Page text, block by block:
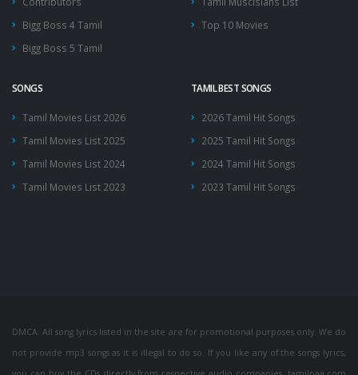
Bigg Boss 4 Tamil
Bigg Boss 5 Tamil
Top 10 Movies
SONGS
Tamil Movies List 2026
Tamil Movies List 2025
Tamil Movies List 2024
Tamil Movies List 2023
TAMIL BEST SONGS
2026 Tamil Hit Songs
2025 Tamil Hit Songs
2024 Tamil Hit Songs
2023 Tamil Hit Songs
DMCA: All song lyrics listed in the site are for promotional purposes only. We do
not provide mp3 songs as it is illegal to do so. If you like any of the songs lyrics,